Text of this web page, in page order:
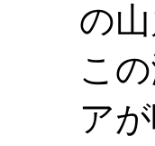
の
こ
ア